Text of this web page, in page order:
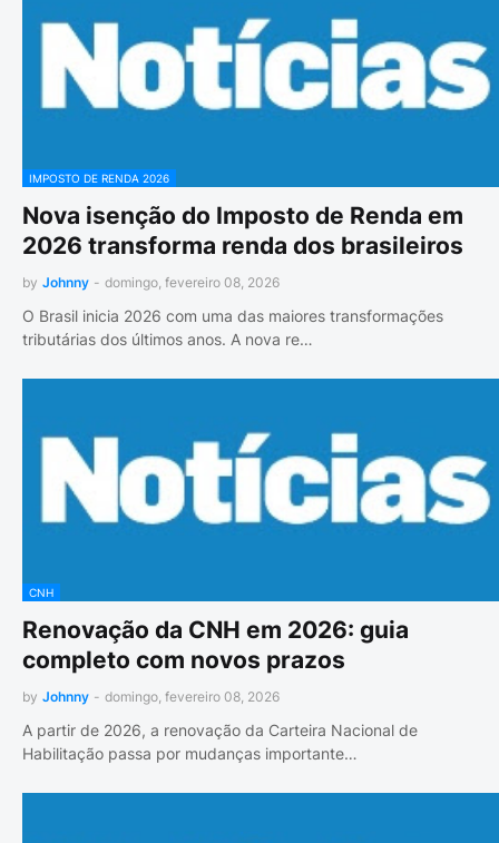
IMPOSTO DE RENDA 2026
Nova isenção do Imposto de Renda em
2026 transforma renda dos brasileiros
by Johnny - domingo, fevereiro 08, 2026
O Brasil inicia 2026 com uma das maiores transformações
tributárias dos últimos anos. A nova re…
CNH
Renovação da CNH em 2026: guia
completo com novos prazos
by Johnny - domingo, fevereiro 08, 2026
A partir de 2026, a renovação da Carteira Nacional de
Habilitação passa por mudanças importante…